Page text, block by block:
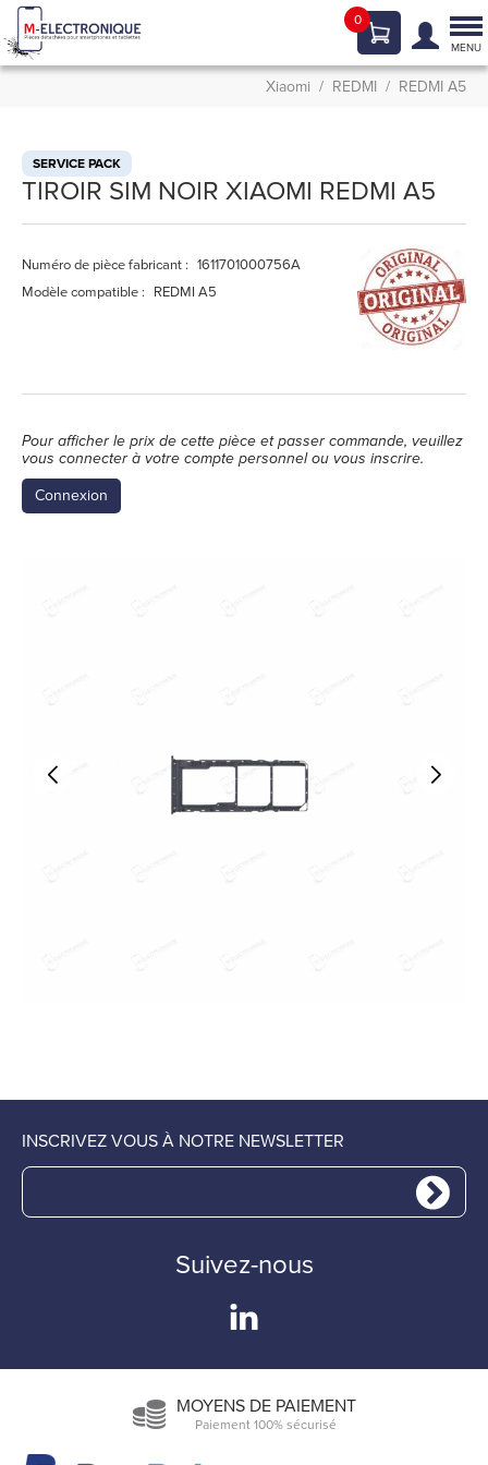
0
MENU
Xiaomi REDMI REDMI A5
SERVICE PACK
TIROIR SIM NOIR XIAOMI REDMI A5
Numéro de pièce fabricant : 1611701000756A
Modèle compatible :
REDMI A5
Pour afficher le prix de cette pièce et passer commande, veuillez
vous connecter à votre compte personnel ou vous inscrire.
Connexion
INSCRIVEZ VOUS À NOTRE NEWSLETTER
Suivez-nous
MOYENS DE PAIEMENT
Paiement 100% sécurisé